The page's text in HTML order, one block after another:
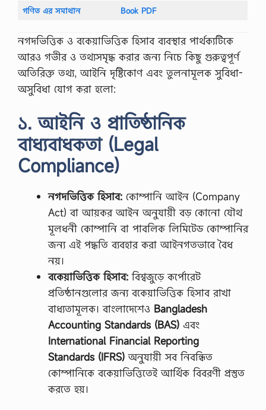
ভি
লে
খা
ভি
…
গণিত এর সমাথান Book PDF
নগদভিত্তিক ও বকেয়াভিত্তিক হিসাব ব্যবস্থার পার্থক্যটিকে
আরও গভীর ও তথ্যসমৃদ্ধ করার জন্য নিচে কিছু গুরুত্বপূর্ণ
অতিরিক্ত তথ্য, আইনি দৃষ্টিকোণ এবং তুলনামূলক সুবিধা-
অসুবিধা যোগ করা হলো:
১. আইনি ও প্রাতিষ্ঠানিক
বাধ্যবাধকতা (Legal
Compliance)
নগদভিত্তিক হিসাব: কোম্পানি আইন (Company
Act) বা আয়কর আইন অনুযায়ী বড় কোনো যৌথ
মূলধনী কোম্পানি বা পাবলিক লিমিটেড কোম্পানির
জন্য এই পদ্ধতি ব্যবহার করা আইনগতভাবে বৈধ
নয়।
বকেয়াভিত্তিক হিসাব: বিশ্বজুড়ে কর্পোরেট
প্রতিষ্ঠানগুলোর জন্য বকেয়াভিত্তিক হিসাব রাখা
বাধ্যতামূলক। বাংলাদেশেও Bangladesh
Accounting Standards (BAS) এবং
International Financial Reporting
Standards (IFRS) অনুযায়ী সব নিবন্ধিত
কোম্পানিকে বকেয়াভিত্তিতেই আর্থিক বিবরণী প্রস্তুত
করতে হয়।